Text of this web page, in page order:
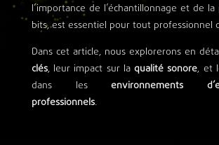
l’importance de l’échantillonnage et de
bits, est essentiel pour tout professionnel
Dans cet article, nous explorerons en
clés, leur impact sur laqualité sonore, et
dans lesenvironnements
professionnels.